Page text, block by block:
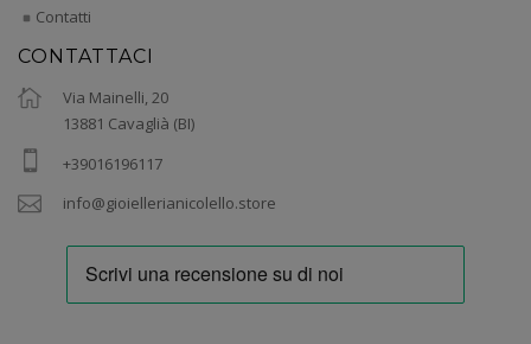
Contatti
CONTATTACI
Via Mainelli, 20
13881 Cavaglià (BI)
+39016196117
info@gioiellerianicolello.store